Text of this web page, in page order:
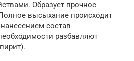
Образует прочное
высыхание происходит
состав
разбавляют